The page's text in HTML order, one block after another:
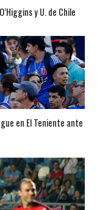
y U. de Chile
en El Teniente ante